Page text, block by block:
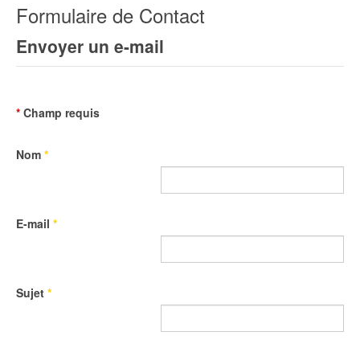
Formulaire de Contact
Envoyer un e-mail
* Champ requis
Nom *
E-mail *
Sujet *